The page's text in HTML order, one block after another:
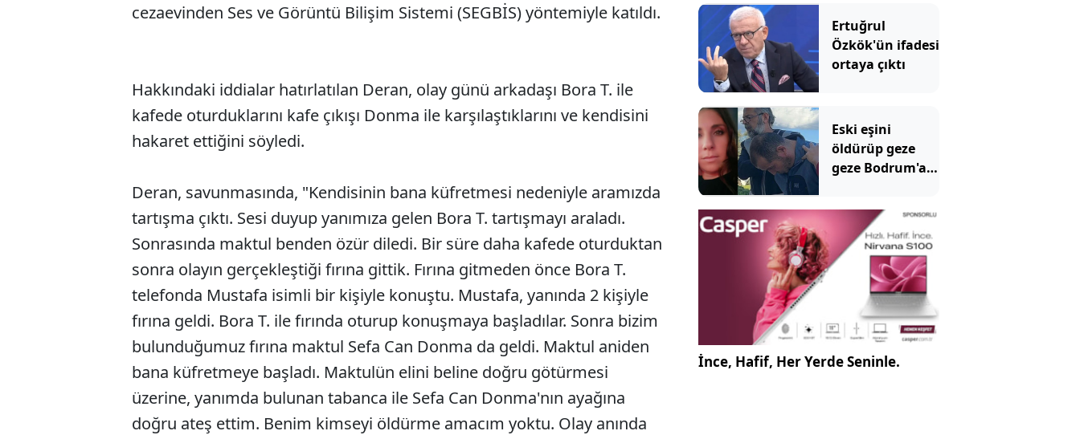
cezaevinden Ses ve Görüntü Bilişim Sistemi (SEGBİS) yöntemiyle katıldı.
Hakkındaki iddialar hatırlatılan Deran, olay günü arkadaşı Bora T. ile
kafede oturduklarını kafe çıkışı Donma ile karşılaştıklarını ve kendisini
hakaret ettiğini söyledi.
Deran, savunmasında, "Kendisinin bana küfretmesi nedeniyle aramızda
tartışma çıktı. Sesi duyup yanımıza gelen Bora T. tartışmayı araladı.
Sonrasında maktul benden özür diledi. Bir süre daha kafede oturduktan
sonra olayın gerçekleştiği fırına gittik. Fırına gitmeden önce Bora T.
telefonda Mustafa isimli bir kişiyle konuştu. Mustafa, yanında 2 kişiyle
fırına geldi. Bora T. ile fırında oturup konuşmaya başladılar. Sonra bizim
bulunduğumuz fırına maktul Sefa Can Donma da geldi. Maktul aniden
bana küfretmeye başladı. Maktulün elini beline doğru götürmesi
üzerine, yanımda bulunan tabanca ile Sefa Can Donma'nın ayağına
doğru ateş ettim. Benim kimseyi öldürme amacım yoktu. Olay anında
Ertuğrul
Özkök'ün ifadesi
ortaya çıktı
Eski eşini
öldürüp geze
geze Bodrum'a
Mahkemeden
emsal olacak
karar
İnce, Hafif, Her Yerde Seninle.